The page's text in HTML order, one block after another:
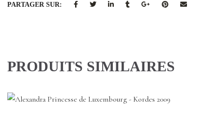
PARTAGER SUR:
PRODUITS SIMILAIRES